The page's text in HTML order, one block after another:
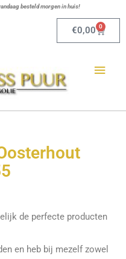
besteld morgen in huis!
€0,00 0
de perfecte producten
en heb bij mezelf zowel